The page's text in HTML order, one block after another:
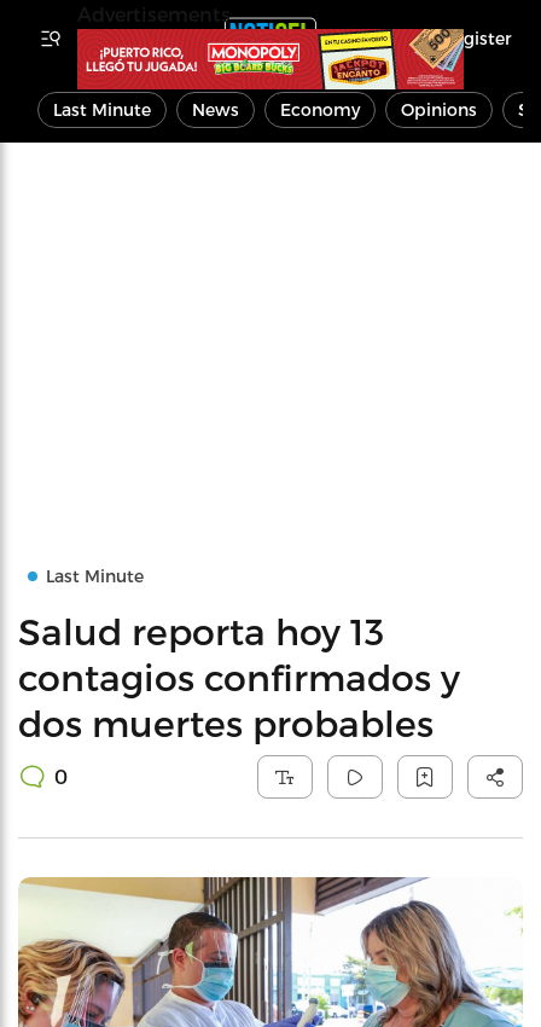
Register
Last Minute News Economy Opinions
Last Minute
Salud reporta hoy 13
contagios confirmados y
dos muertes probables
0
Advertisements